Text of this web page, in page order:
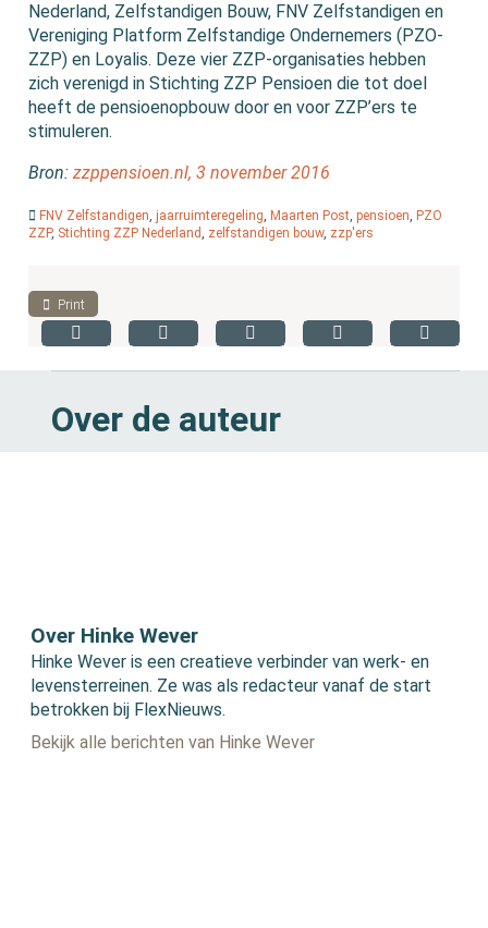
Nederland, Zelfstandigen Bouw, FNV Zelfstandigen en
Vereniging Platform Zelfstandige Ondernemers (PZO-
ZZP) en Loyalis. Deze vier ZZP-organisaties hebben
zich verenigd in Stichting ZZP Pensioen die tot doel
heeft de pensioenopbouw door en voor ZZP’ers te
stimuleren.
Bron:zzppensioen.nl, 3 november 2016
FNV Zelfstandigen,jaarruimteregeling, Maarten Post,pensioen, PZO
ZZP, Stichting ZZP Nederland, zelfstandigen bouw, zzp'ers
Print
Over de auteur
Over Hinke Wever
Hinke Wever is een creatieve verbinder van werk- en
levensterreinen. Ze was als redacteur vanaf de start
betrokken bij FlexNieuws.
Bekijk alle berichten van Hinke Wever